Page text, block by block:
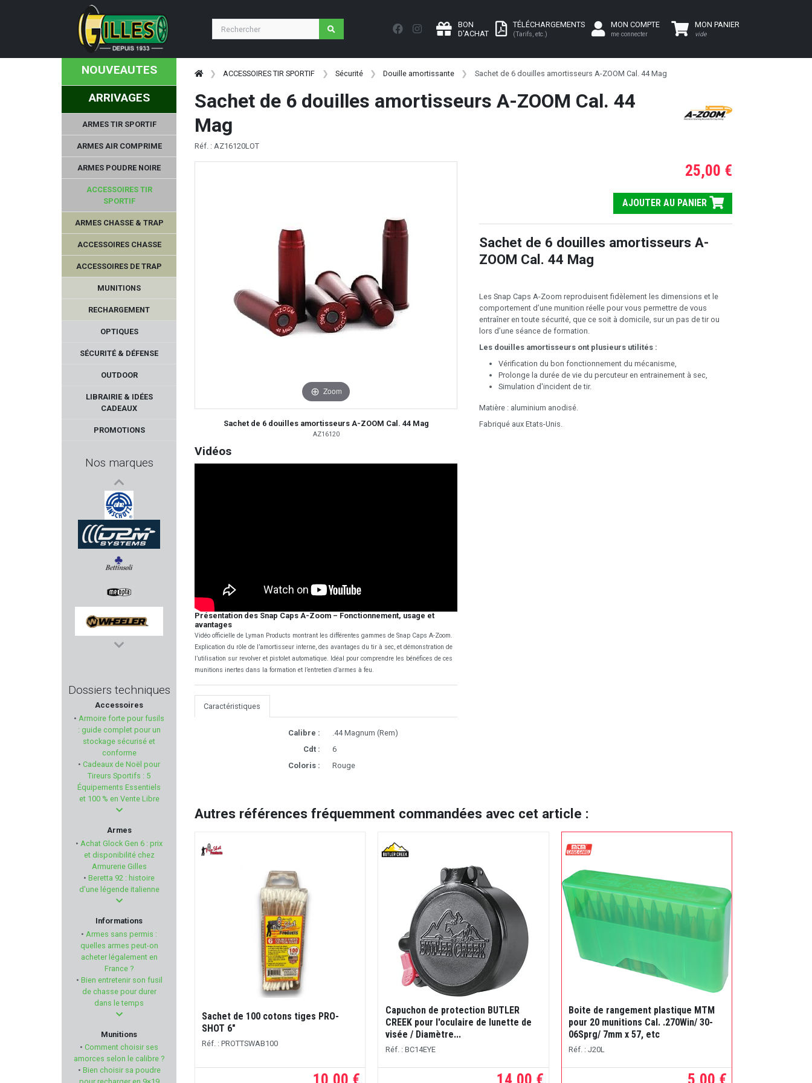
BON
D'ACHAT
TÉLÉCHARGEMENTS
(Tarifs, etc.)
MON COMPTE
me connecter
MON PANIER
vide
NOUVEAUTES
ARRIVAGES
ARMES TIR SPORTIF
ARMES AIR COMPRIME
ARMES POUDRE NOIRE
ACCESSOIRES TIR
SPORTIF
ARMES CHASSE & TRAP
ACCESSOIRES CHASSE
ACCESSOIRES DE TRAP
MUNITIONS
RECHARGEMENT
OPTIQUES
SÉCURITÉ & DÉFENSE
OUTDOOR
LIBRAIRIE & IDÉES
CADEAUX
PROMOTIONS
Nos marques
UMAREX
BAVARIAN TACTICAL SYSTEM
GPS TACTICAL
QSP KNIFE
SWISS+TECH
BSST
FRANCHI
BUL ARMORY
DENIX
HAWKE
A-TEC
AHG - ANSCHUTZ
DPM SYSTEMS
BETTINSOLI
MEOPTA
WHEELER
PIERRE ARTISAN
I.M.I
FAB DEFENSE
MARLIN
MPF
TIMNEY TRIGGER
WEENECT
PRECISION ARMAMENT
VZ GRIPS
WINCHESTER
Dossiers techniques
Accessoires
• Armoire forte pour fusils
: guide complet pour un
stockage sécurisé et
conforme
• Cadeaux de Noël pour
Tireurs Sportifs : 5
Équipements Essentiels
et 100 % en Vente Libre
Armes
• Achat Glock Gen 6 : prix
et disponibilité chez
Armurerie Gilles
• Beretta 92 : histoire
d'une légende italienne
Informations
• Armes sans permis :
quelles armes peut-on
acheter légalement en
France ?
• Bien entretenir son fusil
de chasse pour durer
dans le temps
Munitions
• Comment choisir ses
amorces selon le calibre ?
• Bien choisir sa poudre
ACCESSOIRES TIR SPORTIF Sécurité Douille amortissante Sachet de 6 douilles amortisseurs A-ZOOM Cal. 44 Mag
Sachet de 6 douilles amortisseurs A-ZOOM Cal. 44
Mag
Réf. : AZ16120LOT
Zoom
Sachet de 6 douilles amortisseurs A-ZOOM Cal. 44 Mag
AZ16120
Vidéos
Présentation des Snap Caps A-Zoom – Fonctionnement, usage et
avantages
Vidéo officielle de Lyman Products montrant les différentes gammes de Snap Caps A-Zoom.
Explication du rôle de l’amortisseur interne, des avantages du tir à sec, et démonstration de
l’utilisation sur revolver et pistolet automatique. Idéal pour comprendre les bénéfices de ces
munitions inertes dans la formation et l’entretien d’armes à feu.
Caractéristiques
Calibre :
.44 Magnum (Rem)
Cdt :
6
Coloris :
Rouge
25,00 €
AJOUTER AU PANIER
Sachet de 6 douilles amortisseurs A-
ZOOM Cal. 44 Mag
Les Snap Caps A-Zoom reproduisent fidèlement les dimensions et le
comportement d’une munition réelle pour vous permettre de vous
entraîner en toute sécurité, que ce soit à domicile, sur un pas de tir ou
lors d’une séance de formation.
Les douilles amortisseurs ont plusieurs utilités :
Vérification du bon fonctionnement du mécanisme,
Prolonge la durée de vie du percuteur en entrainement à sec,
Simulation d'incident de tir.
Matière : aluminium anodisé.
Fabriqué aux Etats-Unis.
Autres références fréquemment commandées avec cet article :
Sachet de 100 cotons tiges PRO-
SHOT 6"
Réf. : PROTTSWAB100
Capuchon de protection BUTLER
CREEK pour l'oculaire de lunette de
visée / Diamètre...
Réf. : BC14EYE
Boite de rangement plastique MTM
pour 20 munitions Cal. .270Win/ 30-
06Sprg/ 7mm x 57, etc
Réf. : J20L